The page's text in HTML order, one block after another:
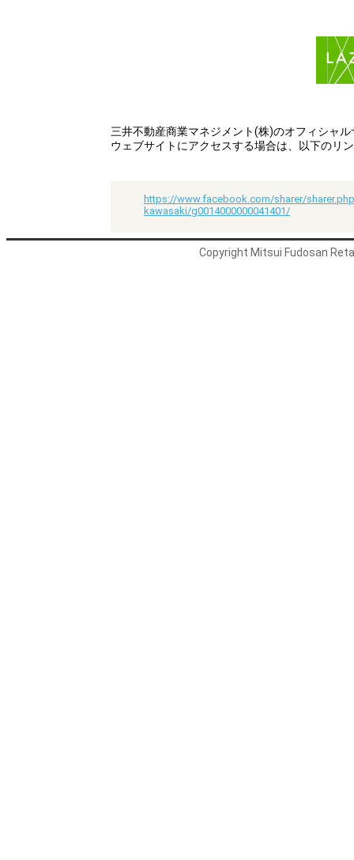
三井不動産商業マネジメント(株)のオフィシャ
ウェブサイトにアクセスする場合は、以下のリ
https://www.facebook.com/sharer/
kawasaki/g0014000000041401/
Copyright Mitsui Fudosan